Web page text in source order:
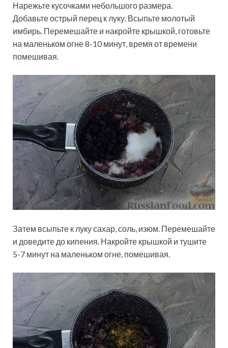
Нарежьте кусочками небольшого размера.
Добавьте острый перец к луку. Всыпьте молотый
имбирь. Перемешайте и накройте крышкой, готовьте
на маленьком огне 8-10 минут, время от времени
помешивая.
Затем всыпьте к луку сахар, соль, изюм. Перемешайте
и доведите до кипения. Накройте крышкой и тушите
5-7 минут на маленьком огне, помешивая.